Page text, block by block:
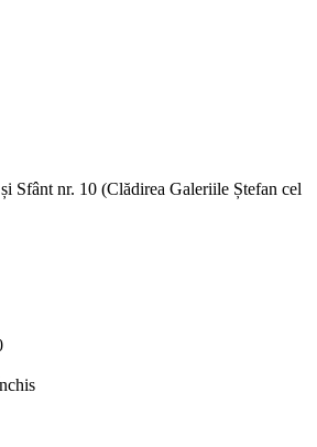
Sfânt nr. 10 (Clădirea Galeriile Ștefan cel